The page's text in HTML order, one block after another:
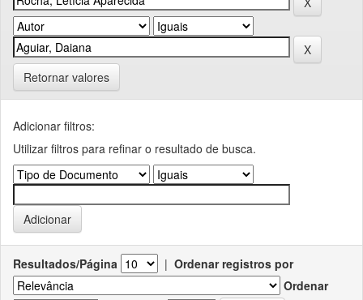
Retornar valores
Adicionar filtros:
Utilizar filtros para refinar o resultado de busca.
Resultados/Página | Ordenar registros por
Ordenar